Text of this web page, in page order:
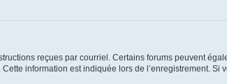
reçues par courriel. Certains forums peuvent
information est indiquée lors de l’enregistrement. Si